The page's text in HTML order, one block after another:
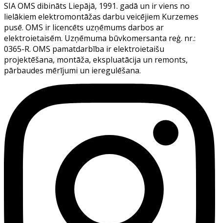
SIA OMS dibināts Liepājā, 1991. gadā un ir viens no
lielākiem elektromontāžas darbu veicējiem Kurzemes
pusē. OMS ir licencēts uzņēmums darbos ar
elektroietaisēm. Uzņēmuma būvkomersanta reģ. nr.:
0365-R. OMS pamatdarbība ir elektroietaišu
projektēšana, montāža, ekspluatācija un remonts,
pārbaudes mērījumi un ieregulēšana.